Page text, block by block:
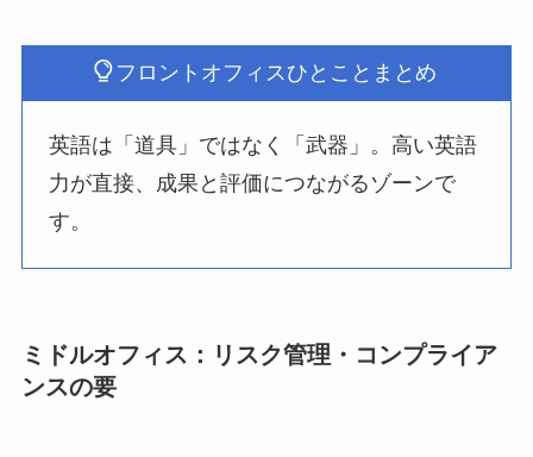
フロントオフィスひとことまとめ
英語は「道具」ではなく「武器」。高い英語
力が直接、成果と評価につながるゾーンで
す。
ミドルオフィス：リスク管理・コンプライア
ンスの要